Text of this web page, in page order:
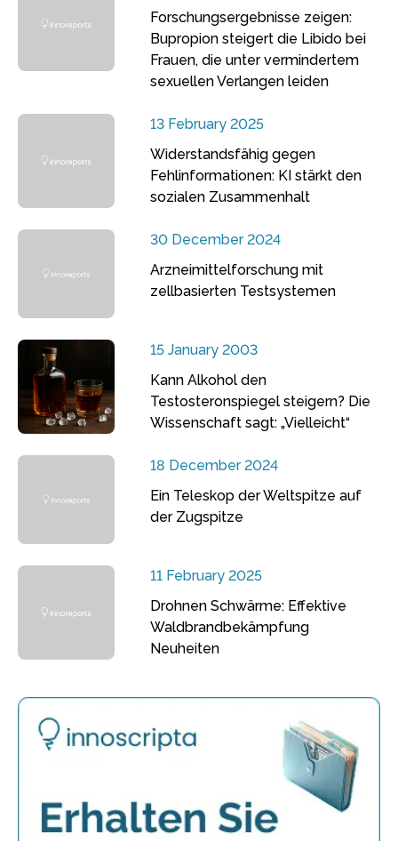
Forschungsergebnisse zeigen:
Bupropion steigert die Libido bei
Frauen, die unter vermindertem
sexuellen Verlangen leiden
13 February 2025
Widerstandsfähig gegen
Fehlinformationen: KI stärkt den
sozialen Zusammenhalt
30 December 2024
Arzneimittelforschung mit
zellbasierten Testsystemen
15 January 2003
Kann Alkohol den
Testosteronspiegel steigern? Die
Wissenschaft sagt: „Vielleicht“
18 December 2024
Ein Teleskop der Weltspitze auf
der Zugspitze
11 February 2025
Drohnen Schwärme: Effektive
Waldbrandbekämpfung
Neuheiten